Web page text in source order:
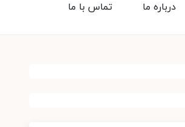
تماس با ما درباره ما